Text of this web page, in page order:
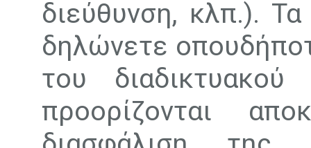
διεύθυνση, κλπ.).
δηλώνετε
του
προορίζονται